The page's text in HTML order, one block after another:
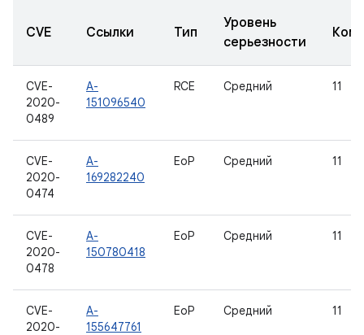
CVE Ссылки Тип
Уровень
серьезности
CVE-
2020-
0489
A-
151096540
RCE Средний 11
CVE-
2020-
0474
A-
169282240
EoP Средний 11
CVE-
2020-
0478
A-
150780418
EoP Средний 11
CVE-
2020-
A-
155647761
EoP Средний 11